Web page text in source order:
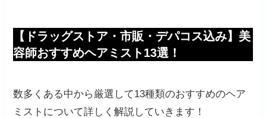
【ドラッグストア・市販・デパコス込み】美
容師おすすめヘアミスト13選！
数多くある中から厳選して13種類のおすすめのヘア
ミストについて詳しく解説していきます！